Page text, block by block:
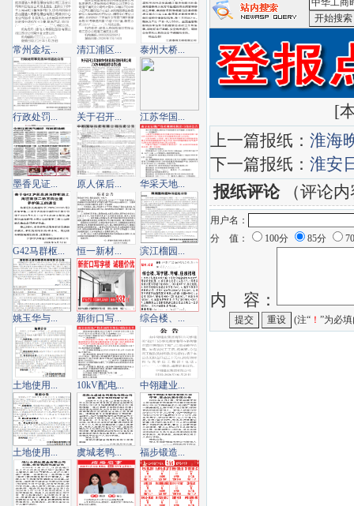
索
[
上一篇报纸： 淮海
下一篇报纸： 淮安
报纸评论（评论内
用户名：
分 值：
100分 85分
内 容：
(注“ ！ ”为必
常州金坛... 清江浦区... 泰州大桥...
行政处罚... 关于召开... 江苏华国...
墨香见证... 原人保后... 华采天地...
G42马群枢... 恒一新材... 滨江榴园...
姚玉华与... 新街口写... 综合楼、...
土地使用... 10kV配电... 中翎建业...
土地使用... 虞城老鸭... 福步锻造...